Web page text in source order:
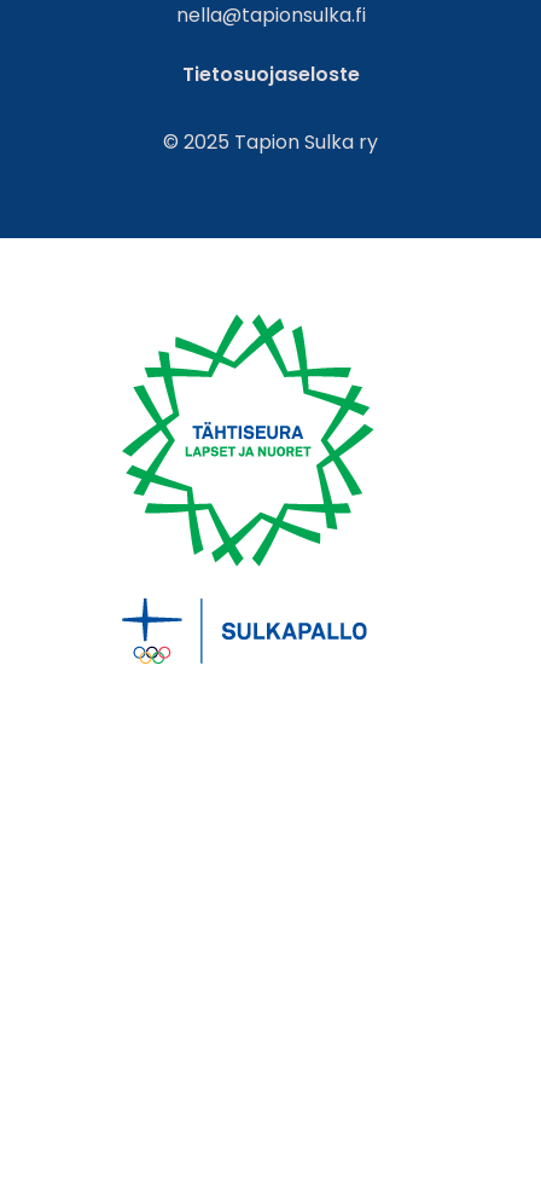
nella@tapionsulka.fi
Tietosuojaseloste
© 2025 Tapion Sulka ry